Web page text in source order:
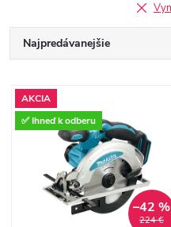
R
a
d
Najpredávanejšie
Najdrahšie
Abecedne
V
ý
AKCIA
✅ Ihneď k odberu
224 €
–42 %